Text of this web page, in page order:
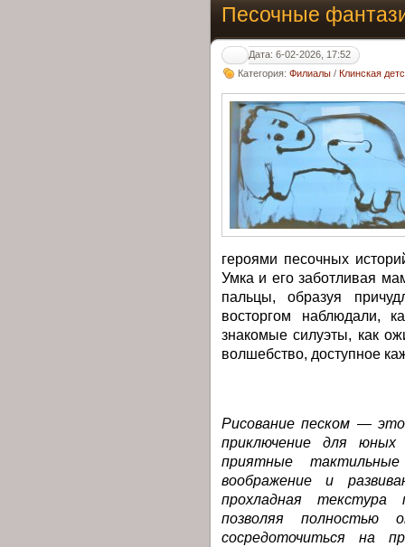
Песочные
Дата: 6-02-2026, 17:52
Категория: Филиалы / Клинская
героями песочных
Умка и его заботливая
пальцы, образуя
восторгом наблюдали,
знакомые силуэты, как
волшебство, доступное
Рисование песком —
приключение для
приятные
воображение и
прохладная текстура
позволяя
сосредоточиться на